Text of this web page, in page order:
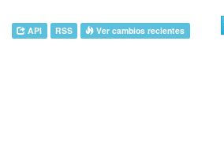
API RSS Ver cambios recientes